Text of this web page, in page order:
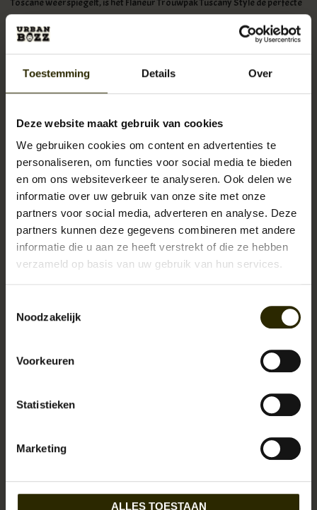
Toestemming Details Over
Deze website maakt gebruik van cookies
We gebruiken cookies om content en advertenties te
personaliseren, om functies voor social media te bieden
en om ons websiteverkeer te analyseren. Ook delen we
informatie over uw gebruik van onze site met onze
partners voor social media, adverteren en analyse. Deze
partners kunnen deze gegevens combineren met andere
informatie die u aan ze heeft verstrekt of die ze hebben
verzameld op basis van uw gebruik van hun services.
Noodzakelijk
Voorkeuren
Statistieken
Marketing
ALLES TOESTAAN
Toscane weerspiegelt, is het Flâneur Trouwpak Tuscany Style de perfecte
de moderne bruidegom te inspireren in zijn zoektocht naar de perfecte
trouwoutfit.
Dit pak is slechts een voorbeeld van wat wij kunnen en hanteert een beetje
de gemiddelde prijs van wat het landelijke gemiddelde is van uitgave
(*bron The Perfect Wedding)
Er is keuze uit ruim 3000 stoffen en deze zijn van de hoogste kwaliteit en
van beroemde stofhuizen als: Moon, Dugdale Brothers, Fox Tweeds,
Urban Bozz maakt kleding sustainable en fair-trade.